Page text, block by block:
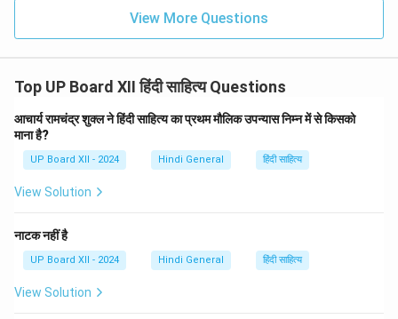
View More Questions
Top UP Board XII हिंदी साहित्य Questions
आचार्य रामचंद्र शुक्ल ने हिंदी साहित्य का प्रथम मौलिक उपन्यास निम्न में से किसको
माना है?
UP Board XII - 2024 Hindi General हिंदी साहित्य
View Solution
नाटक नहीं है
UP Board XII - 2024 Hindi General हिंदी साहित्य
View Solution